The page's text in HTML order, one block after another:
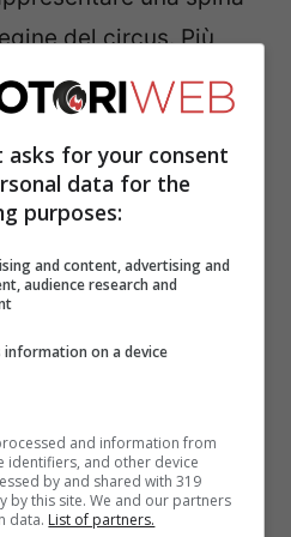
del circus. Più
Martin che
al quinto posto
chiuso tantissime
Data anche la
rappresentava il
concludere un
variabili.Si tratta di
for your consent
data for the
purposes:
and content, advertising and
audience research and
information on a device
and information from
identifiers, and other device
by and shared with 319
by this site. We and our partners
data. List of partners.